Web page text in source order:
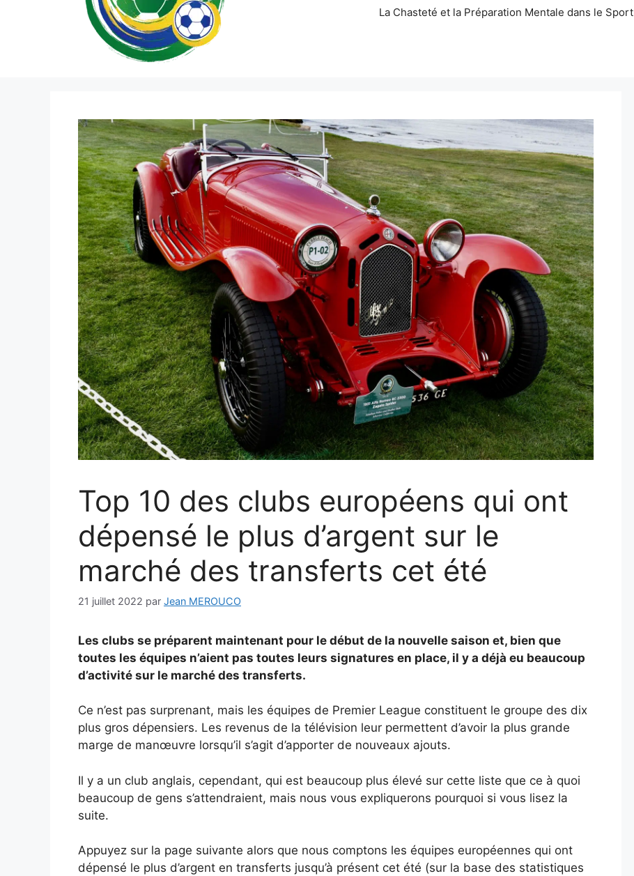
La Chasteté et la Préparation Mentale dans le Sport
Top 10 des clubs européens qui ont
dépensé le plus d’argent sur le
marché des transferts cet été
21 juillet 2022 par Jean MEROUCO
Les clubs se préparent maintenant pour le début de la nouvelle saison et, bien que
toutes les équipes n’aient pas toutes leurs signatures en place, il y a déjà eu beaucoup
d’activité sur le marché des transferts.
Ce n’est pas surprenant, mais les équipes de Premier League constituent le groupe des dix
plus gros dépensiers. Les revenus de la télévision leur permettent d’avoir la plus grande
marge de manœuvre lorsqu’il s’agit d’apporter de nouveaux ajouts.
Il y a un club anglais, cependant, qui est beaucoup plus élevé sur cette liste que ce à quoi
beaucoup de gens s’attendraient, mais nous vous expliquerons pourquoi si vous lisez la
suite.
Appuyez sur la page suivante alors que nous comptons les équipes européennes qui ont
dépensé le plus d’argent en transferts jusqu’à présent cet été (sur la base des statistiques